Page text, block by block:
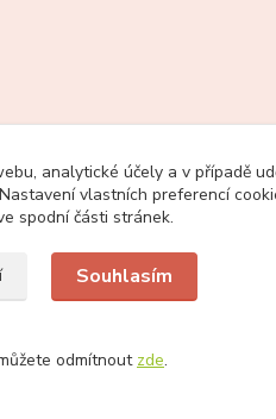
analytické účely a v případě
vlastních preferencí
spodní části stránek.
Souhlasím
odmítnout zde.